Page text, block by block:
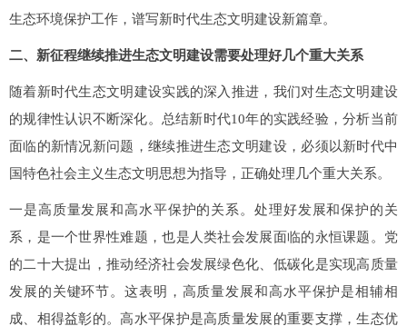
生态环境保护工作，谱写新时代生态文明建设新篇章。
二、新征程继续推进生态文明建设需要处理好几个重大关系
随着新时代生态文明建设实践的深入推进，我们对生态文明建设
的规律性认识不断深化。总结新时代10年的实践经验，分析当前
面临的新情况新问题，继续推进生态文明建设，必须以新时代中
国特色社会主义生态文明思想为指导，正确处理几个重大关系。
一是高质量发展和高水平保护的关系。处理好发展和保护的关
系，是一个世界性难题，也是人类社会发展面临的永恒课题。党
的二十大提出，推动经济社会发展绿色化、低碳化是实现高质量
发展的关键环节。这表明，高质量发展和高水平保护是相辅相
成、相得益彰的。高水平保护是高质量发展的重要支撑，生态优